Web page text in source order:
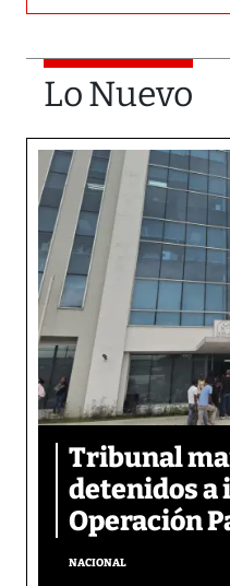
Lo Nuevo
Tribunal
detenidos a
Operación
NACIONAL